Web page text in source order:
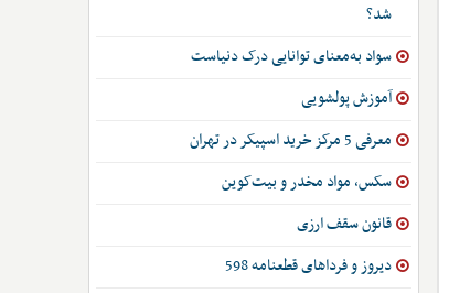
شد؟
سواد به‌معنای توانایی درک دنیاست
آموزش پولشویی
معرفی 5 مرکز خرید اسپیکر در تهران
سکس، مواد مخدر و بیت‌کوین
قانون سقف ارزی
دیروز و فرداهای قطعنامه 598